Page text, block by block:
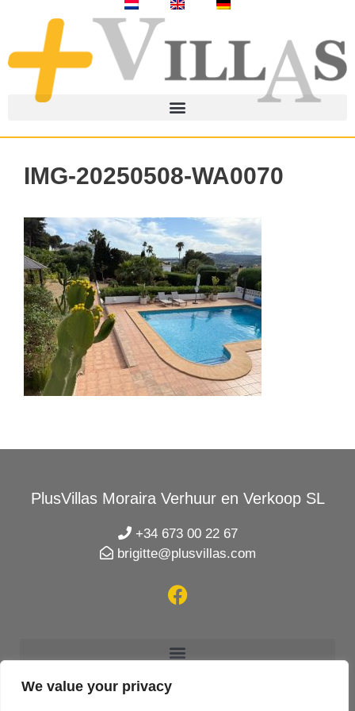
We value your privacy
IMG-20250508-WA0070
PlusVillas Moraira Verhuur en Verkoop SL
+34 673 00 22 67
brigitte@plusvillas.com